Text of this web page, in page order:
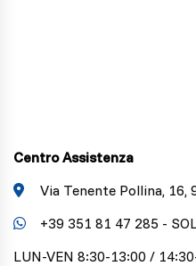
Centro Assistenza
Via Tenente Pollina, 16,
+39 351 81 47 285 -
LUN-VEN 8:30-13:00 /